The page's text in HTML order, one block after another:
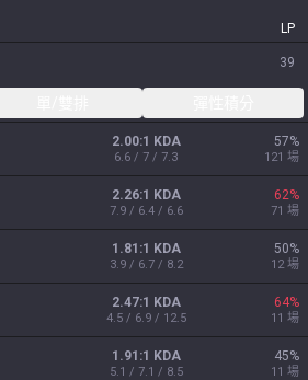
LP
39
2.00:1 KDA
6.6 / 7 / 7.3
57%
121 場
2.26:1 KDA
7.9 / 6.4 / 6.6
62%
71 場
1.81:1 KDA
3.9 / 6.7 / 8.2
50%
12 場
2.47:1 KDA
4.5 / 6.9 / 12.5
64%
11 場
1.91:1 KDA
5.1 / 7.1 / 8.5
45%
11 場